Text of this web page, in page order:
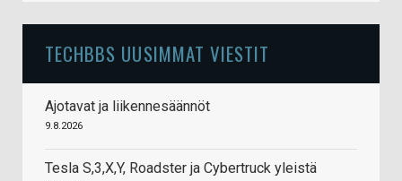
TECHBBS UUSIMMAT VIESTIT
Ajotavat ja liikennesäännöt
9.8.2026
Tesla S,3,X,Y, Roadster ja Cybertruck yleistä